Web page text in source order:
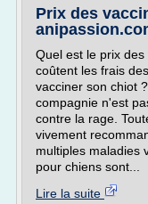
Prix des
Quel est le prix
coûtent les frais
vacciner son chiot
compagnie n'est
contre la rage.
vivement
multiples maladies
pour chiens sont...
Lire la suite